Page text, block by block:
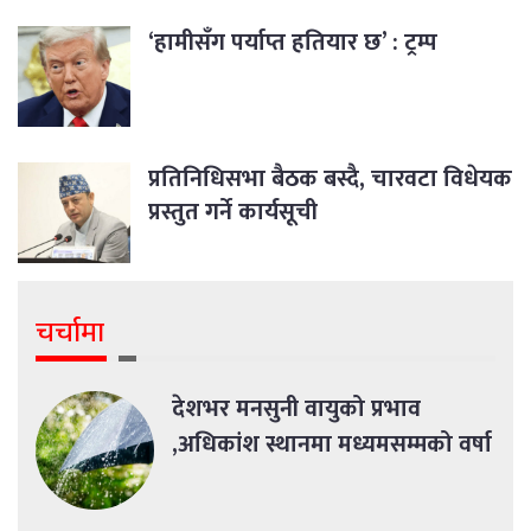
‘हामीसँग पर्याप्त हतियार छ’ : ट्रम्प
प्रतिनिधिसभा बैठक बस्दै, चारवटा विधेयक
प्रस्तुत गर्ने कार्यसूची
चर्चामा
देशभर मनसुनी वायुको प्रभाव
,अधिकांश स्थानमा मध्यमसम्मको वर्षा